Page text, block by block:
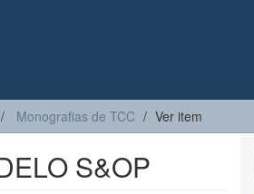
Monografias de TCC Ver item
S&OP